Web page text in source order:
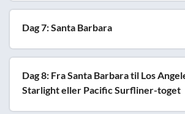
Dag 7: Santa Barbara
Dag 8: Fra Santa Barbara til Los
Starlight eller Pacific Surfliner-toget